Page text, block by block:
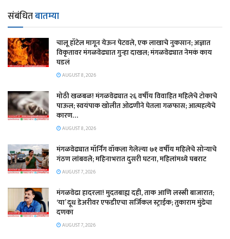
संबंधितबातम्या
चालू हॉटेल मागून येऊन पेटवले, एक लाखाचे नुकसान; अज्ञात
विकृतावर मंगळवेढ्यात गुन्हा दाखल; मंगळवेढ्यात नेमकं काय
घडलं
AUGUST 8, 2026
मोठी खळबळ! मंगळवेढ्यात २६ वर्षीय विवाहित महिलेचे टोकाचे
पाऊल; स्वयंपाक खोलीत ओढणीने घेतला गळफास; आत्महत्येचे
कारण…
AUGUST 8, 2026
मंगळवेढ्यात मॉर्निंग वॉकला गेलेल्या ७१ वर्षीय महिलेचे सोन्याचे
गंठण लांबवले; महिनाभरात दुसरी घटना, महिलांमध्ये घबराट
AUGUST 7, 2026
​मंगळवेढा हादरला! मुदतबाह्य दही, ताक आणि लस्सी बाजारात;
‘या’ दूध डेअरीवर एफडीएचा सर्जिकल स्ट्राईक; ​तुकाराम मुंढेचा
दणका
AUGUST 7, 2026